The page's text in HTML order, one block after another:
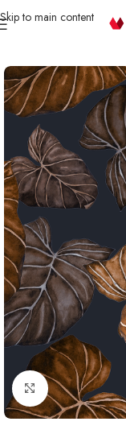
Skip to main content
Büyütmek için